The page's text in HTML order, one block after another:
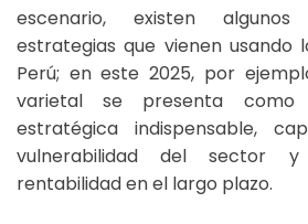
escenario, existen
estrategias que vienen usando
Perú; en este 2025, por
varietal se presenta como
estratégica indispensable,
vulnerabilidad del sector y
rentabilidad en el largo plazo.